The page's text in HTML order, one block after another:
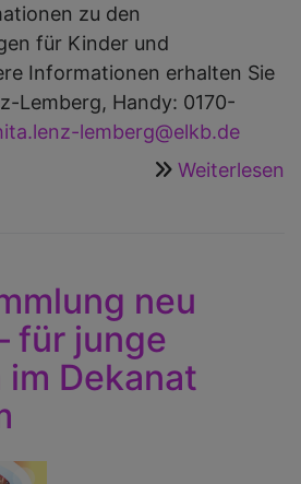
zu den
für Kinder und
Informationen erhalten Sie
Lemberg, Handy: 0170-
lemberg@elkb.de
Weiterlesen
neu
für junge
Dekanat